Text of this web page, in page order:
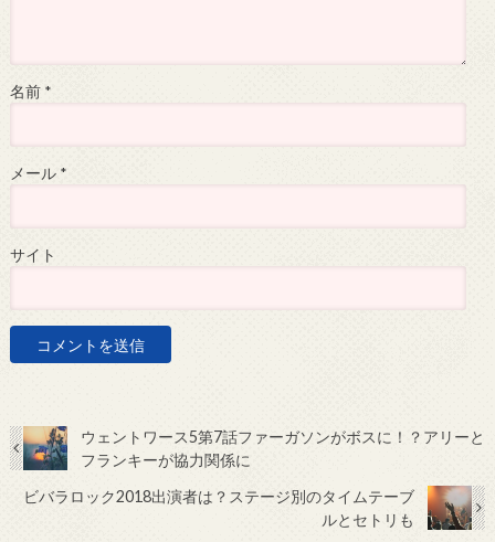
名前 *
メール *
サイト
ウェントワース5第7話ファーガソンがボスに！？アリーと
フランキーが協力関係に
ビバラロック2018出演者は？ステージ別のタイムテーブ
ルとセトリも